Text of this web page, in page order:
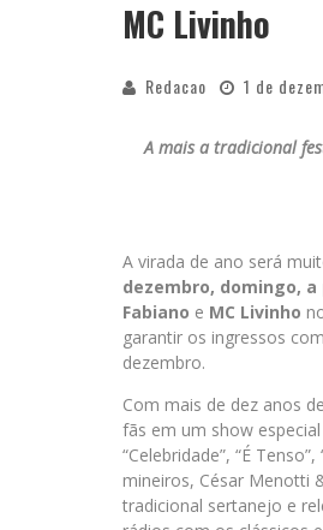
MC Livinho
Redacao 1 de
A mais a tradicional
A virada de ano será
dezembro, domingo,
Fabiano e MC Livinho
garantir os ingressos
dezembro.
Com mais de dez anos
fãs em um show
“Celebridade”, “É
mineiros, César Menotti
tradicional sertanejo e